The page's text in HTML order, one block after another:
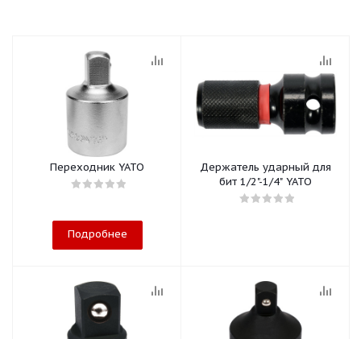
Переходник YATO
Подробнее
Держатель ударный для
бит 1/2"-1/4" YATO